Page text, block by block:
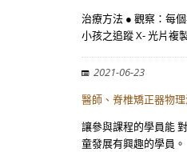
治療方法 ● 觀察：每
小孩之追蹤 X- 光片複
2021-06-23
醫師、脊椎矯正器物
讓參與課程的學員能
童發展有興趣的學員